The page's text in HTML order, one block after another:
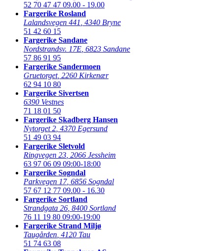
52 70 47 47 09.00 - 19.00
Fargerike Rosland
Lalandsvegen 441 4340 Bryne
51 42 60 15
Fargerike Sandane
Nordstrandsv. 17E 6823 Sandane
57 86 91 95
Fargerike Sandermoen
Gruetorget, 2260 Kirkenær
62 94 10 80
Fargerike Sivertsen
6390 Vestnes
71 18 01 50
Fargerike Skadberg Hansen
Nytorget 2 4370 Egersund
51 49 03 94
Fargerike Sletvold
Ringvegen 23 2066 Jessheim
63 97 06 09 09:00-18:00
Fargerike Sogndal
Parkvegen 17, 6856 Sogndal
57 67 12 77 09.00 - 16.30
Fargerike Sortland
Strandgata 26 8400 Sortland
76 11 19 80 09:00-19:00
Fargerike Strand Miljø
Taugården 4120 Tau
51 74 63 08